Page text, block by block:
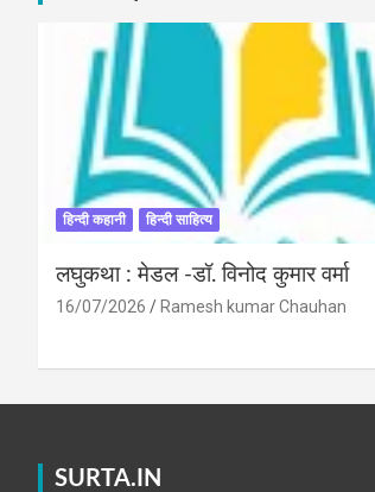
हिन्दी कहानी हिन्दी साहित्य
लघुकथा : मेडल -डॉ. विनोद कुमार वर्मा
16/07/2026 Ramesh kumar Chauhan
SURTA.IN